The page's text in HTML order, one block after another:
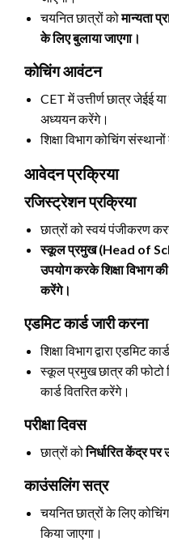
चयनित छात्रों कोमान्यता
के लिए बुलाया जाएगा।
कोचिंग आवंटन
CET में उत्तीर्ण छात्र जेईई
अध्ययन करेंगे।
शिक्षा विभाग कोचिंग
आवेदन प्रक्रिया
रजिस्ट्रेशन प्रक्रिया
छात्रों को स्वयं पंजीकरण
स्कूल प्रमुख (Head of
उपयोग करके शिक्षा विभाग
करेंगे।
एडमिट कार्ड जारी करना
शिक्षा विभाग द्वारा एडमिट
स्कूल प्रमुख छात्र की
कार्ड वितरित करेंगे।
परीक्षा दिवस
छात्रों कोनिर्धारित केंद्र पर
काउंसलिंग सत्र
चयनित छात्रों के लिए
किया जाएगा।